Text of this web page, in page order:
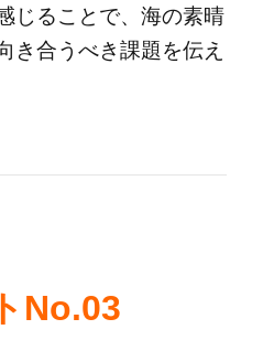
じることで、海の素晴
き合うべき課題を伝え
No.03